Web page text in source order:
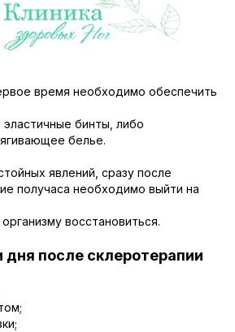
время необходимо обеспечить
бинты, либо
белье.
явлений, сразу после
получаса необходимо выйти на
восстановиться.
дня после склеротерапии